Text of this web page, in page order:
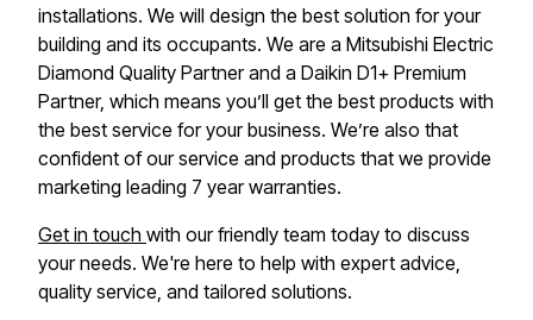
installations. We will design the best solution for your
building and its occupants. We are a Mitsubishi Electric
Diamond Quality Partner and a Daikin D1+ Premium
Partner, which means you’ll get the best products with
the best service for your business. We’re also that
confident of our service and products that we provide
marketing leading 7 year warranties.​​​​‌ ‍ ​‍​‍‌‍ ‌ ​‍‌‍‍‌‌‍‌ ‌‍‍‌‌‍ ‍​‍​‍​ ‍‍​‍​‍‌ ​ ‌‍​‌‌‍ ‍‌‍‍‌‌ ‌​‌ ‍‌​‍ ‍‌‍‍‌‌‍ ​‍​‍​‍ ​​‍​‍‌‍‍​‌ ​‍‌‍‌‌‌‍‌‍​‍​‍​ ‍‍​‍​‍​‍ ‌‍​‌‌‍‌​‌‍ ‌‌‍‍‌‌‍ ‍​‍ ‌‍‍‌‌‍ ‍‌ ‌​‌‍‌‌‌‍ ‍‌ ‌​​‍ ‌‍‌‌‌‍‌​‌‍‍‌‌ ‌​​‍ ‌‍ ‌‌‍ ‌‍‌​‌‍‌‌​ ‌‌ ​​‌ ​‍‌‍‌‌‌ ​ ‌‍‌‌‌‍ ‍‌ ‌​‌‍​‌‌ ‌​‌‍‍‌‌‍ ‌‍ ‍​ ‍ ‌‍‍‌‌‍‌​​ ‌​ ‌‍​ ‌​​ ‍‌‌‍​‌‌‍​ ​ ‌ ​ ‍​​ ​ ​‍ ‌‌‍​ ​ ​​​ ‌‌​ ‌​​‍ ‌​ ‌​‌‍‌​​ ‍​​ ‍‌​‍ ‌​ ‍‌​ ‌‌‌‍​‌​ ​​​‍ ‌​ ‌‌‌‍‌‌​ ​‍​ ‌​​ ‍‌​ ​‌​ ‌ ‌‍‌‍​ ‌​​ ‍​​ ‍‌​ ‌‌​ ‍ ‌ ‌​‌ ‍‌‌ ​​‌‍‌‌​ ‌‌ ​​‌‍ ‌ ​ ‌ ‌​​ ‍ ‌ ​​‌‍​‌‌ ‌​‌‍‍​​ ‌‌‍​ ‌‍ ‌‍ ‍‌ ‌​‌‍‌‌‌‍ ‍‌ ‌​​‍‌‌​ ‌‌‌​​‍‌‌ ‌‍‍ ‌‍‌‌‌ ‍‌​‍‌‌​ ​ ‌​‌​​‍‌‌​ ​ ‌​‌​​‍‌‌​ ​‍​ ​‍​ ​ ​ ​‌‌‍​ ​ ​ ​ ​ ​ ‍​​ ​​​ ​​‌‍‌‍​ ‌‌​ ​‍​ ‍​​‍‌‌​ ​‍​ ​‍​‍‌‌​ ‌‌‌​‌​​‍ ‍‌‍​ ‌‍‍​‌‍‍‌‌‍ ​‌‍‌​‌ ​‍‌‍‌‌‌‍ ‍​‍‌‌​ ‌‌‌​​‍‌‌ ‌‍‍ ‌‍‌‌‌ ‍‌​‍‌‌​ ​ ‌​‌​​‍‌‌​ ​ ‌​‌​​‍‌‌​ ​‍​ ​‍​ ‍​​ ​‌‌‍‌‍‌‍‌‍​ ‍‌​ ‌‌​ ‌ ​ ​ ​ ​‌​ ‍​‌‍‌​​ ​‌​‍‌‌​ ​‍​ ​‍​‍‌‌​ ‌‌‌​‌​​‍ ‍‌ ‌​‌‍‌‌‌ ‍​‌ ‌​​ ‌‍​‍‌‍​‌‌ ​ ‌‍‌‌‌‌‌‌‌ ​‍‌‍ ​​ ‌​‍‌‌​ ​‍‌​‌‍‌‍​‌‌‍‌​‌‍ ‌‌‍‍‌‌‍ ‍​‍‌‍‌‍‍‌‌‍‌​​ ‌​ ‌‍​ ‌​​ ‍‌‌‍​‌‌‍​ ​ ‌ ​ ‍​​ ​ ​‍ ‌‌‍​ ​ ​​​ ‌‌​ ‌​​‍ ‌​ ‌​‌‍‌​​ ‍​​ ‍‌​‍ ‌​ ‍‌​ ‌‌‌‍​‌​ ​​​‍ ‌​ ‌‌‌‍‌‌​ ​‍​ ‌​​ ‍‌​ ​‌​ ‌ ‌‍‌‍​ ‌​​ ‍​​ ‍‌​ ‌‌​‍‌‍‌ ‌​‌ ‍‌‌ ​​‌‍‌‌​ ‌‌ ​​‌‍ ‌ ​ ‌ ‌​​‍‌‍‌ ​​‌‍​‌‌ ‌​‌‍‍​​ ‌‌‍​ ‌‍ ‌‍ ‍‌ ‌​‌‍‌‌‌‍ ‍‌ ‌​​‍‌‌​ ‌‌‌​​‍‌‌ ‌‍‍ ‌‍‌‌‌ ‍‌​‍‌‌​ ​ ‌​‌​​‍‌‌​ ​ ‌​‌​​‍‌‌​ ​‍​ ​‍​ ​ ​ ​‌‌‍​ ​ ​ ​ ​ ​ ‍​​ ​​​ ​​‌‍‌‍​ ‌‌​ ​‍​ ‍​​‍‌‌​ ​‍​ ​‍​‍‌‌​ ‌‌‌​‌​​‍ ‍‌‍​ ‌‍‍​‌‍‍‌‌‍ ​‌‍‌​‌ ​‍‌‍‌‌‌‍ ‍​‍‌‌​ ‌‌‌​​‍‌‌ ‌‍‍ ‌‍‌‌‌ ‍‌​‍‌‌​ ​ ‌​‌​​‍‌‌​ ​ ‌​‌​​‍‌‌​ ​‍​ ​‍​ ‍​​ ​‌‌‍‌‍‌‍‌‍​ ‍‌​ ‌‌​ ‌ ​ ​ ​ ​‌​ ‍​‌‍‌​​ ​‌​‍‌‌​ ​‍​ ​‍​‍‌‌​ ‌‌‌​‌​​‍ ‍‌ ‌​‌‍‌‌‌ ‍​‌ ‌​​‍​‍‌ ‌
Get in touch ​​​​‌ ‍ ​‍​‍‌‍ ‌ ​‍‌‍‍‌‌‍‌ ‌‍‍‌‌‍ ‍​‍​‍​ ‍‍​‍​‍‌ ​ ‌‍​‌‌‍ ‍‌‍‍‌‌ ‌​‌ ‍‌​‍ ‍‌‍‍‌‌‍ ​‍​‍​‍ ​​‍​‍‌‍‍​‌ ​‍‌‍‌‌‌‍‌‍​‍​‍​ ‍‍​‍​‍​‍ ‌‍​‌‌‍‌​‌‍ ‌‌‍‍‌‌‍ ‍​‍ ‌‍‍‌‌‍ ‍‌ ‌​‌‍‌‌‌‍ ‍‌ ‌​​‍ ‌‍‌‌‌‍‌​‌‍‍‌‌ ‌​​‍ ‌‍ ‌‌‍ ‌‍‌​‌‍‌‌​ ‌‌ ​​‌ ​‍‌‍‌‌‌ ​ ‌‍‌‌‌‍ ‍‌ ‌​‌‍​‌‌ ‌​‌‍‍‌‌‍ ‌‍ ‍​ ‍ ‌‍‍‌‌‍‌​​ ‌​ ‌‍​ ‌​​ ‍‌‌‍​‌‌‍​ ​ ‌ ​ ‍​​ ​ ​‍ ‌‌‍​ ​ ​​​ ‌‌​ ‌​​‍ ‌​ ‌​‌‍‌​​ ‍​​ ‍‌​‍ ‌​ ‍‌​ ‌‌‌‍​‌​ ​​​‍ ‌​ ‌‌‌‍‌‌​ ​‍​ ‌​​ ‍‌​ ​‌​ ‌ ‌‍‌‍​ ‌​​ ‍​​ ‍‌​ ‌‌​ ‍ ‌ ‌​‌ ‍‌‌ ​​‌‍‌‌​ ‌‌ ​​‌‍ ‌ ​ ‌ ‌​​ ‍ ‌ ​​‌‍​‌‌ ‌​‌‍‍​​ ‌‌‍​ ‌‍ ‌‍ ‍‌ ‌​‌‍‌‌‌‍ ‍‌ ‌​​‍‌‌​ ‌‌‌​​‍‌‌ ‌‍‍ ‌‍‌‌‌ ‍‌​‍‌‌​ ​ ‌​‌​​‍‌‌​ ​ ‌​‌​​‍‌‌​ ​‍​ ​‍​ ‌‍‌‍​‍​ ‌ ​ ​‌​ ‌‍​ ‌‍​ ​​​ ‌ ‌‍‌‍​ ‍‌‌‍​‍​ ‌‌​‍‌‌​ ​‍​ ​‍​‍‌‌​ ‌‌‌​‌​​‍ ‍‌‍​ ‌‍‍​‌‍‍‌‌‍ ​‌‍‌​‌ ​‍‌‍‌‌‌‍ ‍​‍‌‌​ ‌‌‌​​‍‌‌ ‌‍‍ ‌‍‌‌‌ ‍‌​‍‌‌​ ​ ‌​‌​​‍‌‌​ ​ ‌​‌​​‍‌‌​ ​‍​ ​‍​ ​ ​ ‌ ​ ​​‌‍‌‍​ ‌‌​ ‌‌‌‍‌‍‌‍​‌‌‍​ ‌‍​ ‌‍​‍‌‍‌‍​ ​​​‍‌‌​ ​‍​ ​‍​‍‌‌​ ‌‌‌​‌​​‍ ‍‌ ‌​‌‍‌‌‌ ‍​‌ ‌​​ ‌‍​‍‌‍​‌‌ ​ ‌‍‌‌‌‌‌‌‌ ​‍‌‍ ​​ ‌​‍‌‌​ ​‍‌​‌‍‌‍​‌‌‍‌​‌‍ ‌‌‍‍‌‌‍ ‍​‍‌‍‌‍‍‌‌‍‌​​ ‌​ ‌‍​ ‌​​ ‍‌‌‍​‌‌‍​ ​ ‌ ​ ‍​​ ​ ​‍ ‌‌‍​ ​ ​​​ ‌‌​ ‌​​‍ ‌​ ‌​‌‍‌​​ ‍​​ ‍‌​‍ ‌​ ‍‌​ ‌‌‌‍​‌​ ​​​‍ ‌​ ‌‌‌‍‌‌​ ​‍​ ‌​​ ‍‌​ ​‌​ ‌ ‌‍‌‍​ ‌​​ ‍​​ ‍‌​ ‌‌​‍‌‍‌ ‌​‌ ‍‌‌ ​​‌‍‌‌​ ‌‌ ​​‌‍ ‌ ​ ‌ ‌​​‍‌‍‌ ​​‌‍​‌‌ ‌​‌‍‍​​ ‌‌‍​ ‌‍ ‌‍ ‍‌ ‌​‌‍‌‌‌‍ ‍‌ ‌​​‍‌‌​ ‌‌‌​​‍‌‌ ‌‍‍ ‌‍‌‌‌ ‍‌​‍‌‌​ ​ ‌​‌​​‍‌‌​ ​ ‌​‌​​‍‌‌​ ​‍​ ​‍​ ‌‍‌‍​‍​ ‌ ​ ​‌​ ‌‍​ ‌‍​ ​​​ ‌ ‌‍‌‍​ ‍‌‌‍​‍​ ‌‌​‍‌‌​ ​‍​ ​‍​‍‌‌​ ‌‌‌​‌​​‍ ‍‌‍​ ‌‍‍​‌‍‍‌‌‍ ​‌‍‌​‌ ​‍‌‍‌‌‌‍ ‍​‍‌‌​ ‌‌‌​​‍‌‌ ‌‍‍ ‌‍‌‌‌ ‍‌​‍‌‌​ ​ ‌​‌​​‍‌‌​ ​ ‌​‌​​‍‌‌​ ​‍​ ​‍​ ​ ​ ‌ ​ ​​‌‍‌‍​ ‌‌​ ‌‌‌‍‌‍‌‍​‌‌‍​ ‌‍​ ‌‍​‍‌‍‌‍​ ​​​‍‌‌​ ​‍​ ​‍​‍‌‌​ ‌‌‌​‌​​‍ ‍‌ ‌​‌‍‌‌‌ ‍​‌ ‌​​‍​‍‌ ‌ with our friendly team today to discuss
your needs. We're here to help with expert advice,
quality service, and tailored solutions.​​​​‌ ‍ ​‍​‍‌‍ ‌ ​‍‌‍‍‌‌‍‌ ‌‍‍‌‌‍ ‍​‍​‍​ ‍‍​‍​‍‌ ​ ‌‍​‌‌‍ ‍‌‍‍‌‌ ‌​‌ ‍‌​‍ ‍‌‍‍‌‌‍ ​‍​‍​‍ ​​‍​‍‌‍‍​‌ ​‍‌‍‌‌‌‍‌‍​‍​‍​ ‍‍​‍​‍​‍ ‌‍​‌‌‍‌​‌‍ ‌‌‍‍‌‌‍ ‍​‍ ‌‍‍‌‌‍ ‍‌ ‌​‌‍‌‌‌‍ ‍‌ ‌​​‍ ‌‍‌‌‌‍‌​‌‍‍‌‌ ‌​​‍ ‌‍ ‌‌‍ ‌‍‌​‌‍‌‌​ ‌‌ ​​‌ ​‍‌‍‌‌‌ ​ ‌‍‌‌‌‍ ‍‌ ‌​‌‍​‌‌ ‌​‌‍‍‌‌‍ ‌‍ ‍​ ‍ ‌‍‍‌‌‍‌​​ ‌​ ‌‍​ ‌​​ ‍‌‌‍​‌‌‍​ ​ ‌ ​ ‍​​ ​ ​‍ ‌‌‍​ ​ ​​​ ‌‌​ ‌​​‍ ‌​ ‌​‌‍‌​​ ‍​​ ‍‌​‍ ‌​ ‍‌​ ‌‌‌‍​‌​ ​​​‍ ‌​ ‌‌‌‍‌‌​ ​‍​ ‌​​ ‍‌​ ​‌​ ‌ ‌‍‌‍​ ‌​​ ‍​​ ‍‌​ ‌‌​ ‍ ‌ ‌​‌ ‍‌‌ ​​‌‍‌‌​ ‌‌ ​​‌‍ ‌ ​ ‌ ‌​​ ‍ ‌ ​​‌‍​‌‌ ‌​‌‍‍​​ ‌‌‍​ ‌‍ ‌‍ ‍‌ ‌​‌‍‌‌‌‍ ‍‌ ‌​​‍‌‌​ ‌‌‌​​‍‌‌ ‌‍‍ ‌‍‌‌‌ ‍‌​‍‌‌​ ​ ‌​‌​​‍‌‌​ ​ ‌​‌​​‍‌‌​ ​‍​ ​‍​ ‌‍‌‍​‍​ ‌ ​ ​‌​ ‌‍​ ‌‍​ ​​​ ‌ ‌‍‌‍​ ‍‌‌‍​‍​ ‌‌​‍‌‌​ ​‍​ ​‍​‍‌‌​ ‌‌‌​‌​​‍ ‍‌‍​ ‌‍‍​‌‍‍‌‌‍ ​‌‍‌​‌ ​‍‌‍‌‌‌‍ ‍​‍‌‌​ ‌‌‌​​‍‌‌ ‌‍‍ ‌‍‌‌‌ ‍‌​‍‌‌​ ​ ‌​‌​​‍‌‌​ ​ ‌​‌​​‍‌‌​ ​‍​ ​‍‌‍​‍​ ​‌‌‍‌‌​ ‍‌‌‍‌‌​ ​‌​ ‌‌​ ​ ​ ‌​‌‍‌​‌‍​‌‌‍​‍​‍‌‌​ ​‍​ ​‍​‍‌‌​ ‌‌‌​‌​​‍ ‍‌ ‌​‌‍‌‌‌ ‍​‌ ‌​​ ‌‍​‍‌‍​‌‌ ​ ‌‍‌‌‌‌‌‌‌ ​‍‌‍ ​​ ‌​‍‌‌​ ​‍‌​‌‍‌‍​‌‌‍‌​‌‍ ‌‌‍‍‌‌‍ ‍​‍‌‍‌‍‍‌‌‍‌​​ ‌​ ‌‍​ ‌​​ ‍‌‌‍​‌‌‍​ ​ ‌ ​ ‍​​ ​ ​‍ ‌‌‍​ ​ ​​​ ‌‌​ ‌​​‍ ‌​ ‌​‌‍‌​​ ‍​​ ‍‌​‍ ‌​ ‍‌​ ‌‌‌‍​‌​ ​​​‍ ‌​ ‌‌‌‍‌‌​ ​‍​ ‌​​ ‍‌​ ​‌​ ‌ ‌‍‌‍​ ‌​​ ‍​​ ‍‌​ ‌‌​‍‌‍‌ ‌​‌ ‍‌‌ ​​‌‍‌‌​ ‌‌ ​​‌‍ ‌ ​ ‌ ‌​​‍‌‍‌ ​​‌‍​‌‌ ‌​‌‍‍​​ ‌‌‍​ ‌‍ ‌‍ ‍‌ ‌​‌‍‌‌‌‍ ‍‌ ‌​​‍‌‌​ ‌‌‌​​‍‌‌ ‌‍‍ ‌‍‌‌‌ ‍‌​‍‌‌​ ​ ‌​‌​​‍‌‌​ ​ ‌​‌​​‍‌‌​ ​‍​ ​‍​ ‌‍‌‍​‍​ ‌ ​ ​‌​ ‌‍​ ‌‍​ ​​​ ‌ ‌‍‌‍​ ‍‌‌‍​‍​ ‌‌​‍‌‌​ ​‍​ ​‍​‍‌‌​ ‌‌‌​‌​​‍ ‍‌‍​ ‌‍‍​‌‍‍‌‌‍ ​‌‍‌​‌ ​‍‌‍‌‌‌‍ ‍​‍‌‌​ ‌‌‌​​‍‌‌ ‌‍‍ ‌‍‌‌‌ ‍‌​‍‌‌​ ​ ‌​‌​​‍‌‌​ ​ ‌​‌​​‍‌‌​ ​‍​ ​‍‌‍​‍​ ​‌‌‍‌‌​ ‍‌‌‍‌‌​ ​‌​ ‌‌​ ​ ​ ‌​‌‍‌​‌‍​‌‌‍​‍​‍‌‌​ ​‍​ ​‍​‍‌‌​ ‌‌‌​‌​​‍ ‍‌ ‌​‌‍‌‌‌ ‍​‌ ‌​​‍​‍‌ ‌